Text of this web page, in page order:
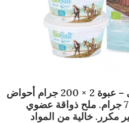
ملح البحر البكر العضوي – عبوة 2 × 200 جرام أحواض
ناعمة + كيس رقيق 700 جرام. ملح ذواقة عضوي
غير مكرر. خالية من المواد